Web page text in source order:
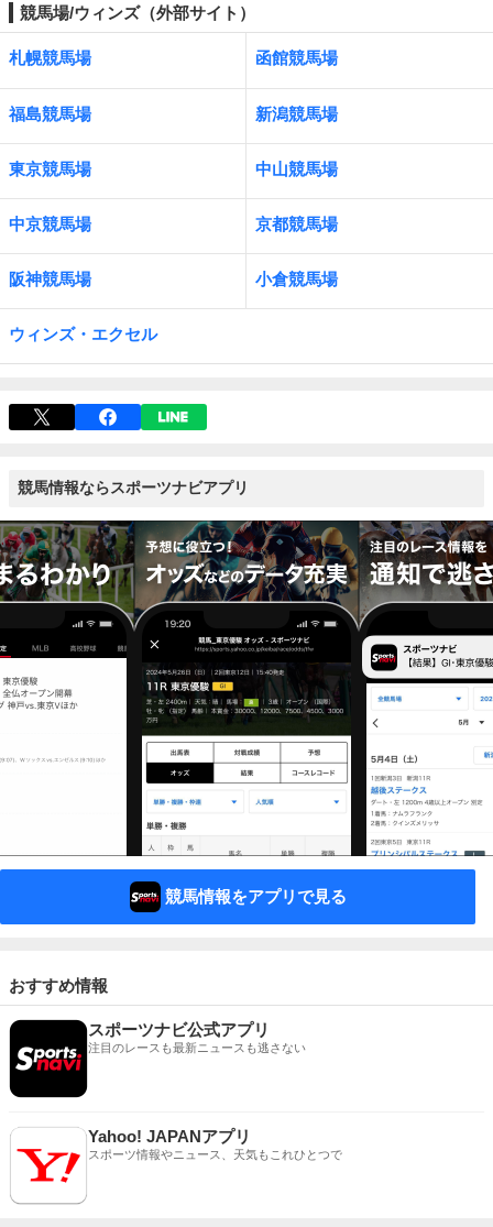
競馬場/ウィンズ（外部サイト）
札幌競馬場 函館競馬場
福島競馬場 新潟競馬場
東京競馬場 中山競馬場
中京競馬場 京都競馬場
阪神競馬場 小倉競馬場
ウィンズ・エクセル
競馬情報ならスポーツナビアプリ
競馬情報をアプリで見る
おすすめ情報
スポーツナビ公式アプリ
注目のレースも最新ニュースも逃さない
Yahoo! JAPANアプリ
スポーツ情報やニュース、天気もこれひとつで